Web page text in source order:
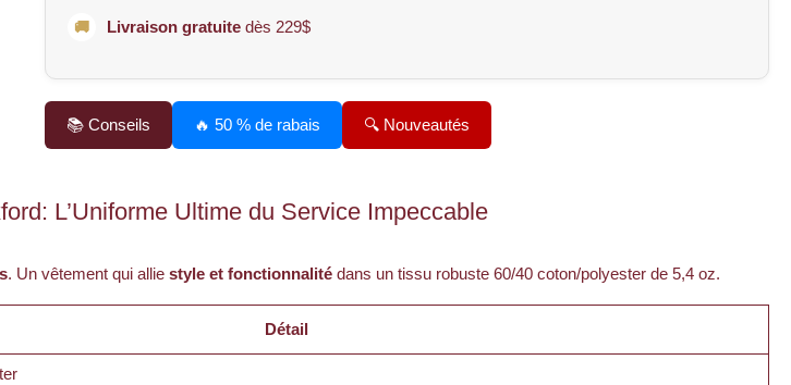
🚚 Livraison gratuitedès 229$
📚Conseils 🔥 50 % de rabais 🔍Nouveautés
L’Uniforme Ultime du Service Impeccable
. Un vêtement qui allie style et fonctionnalité dans un tissu robuste 60/40 coton/polyester de 5,4 oz.
Détail